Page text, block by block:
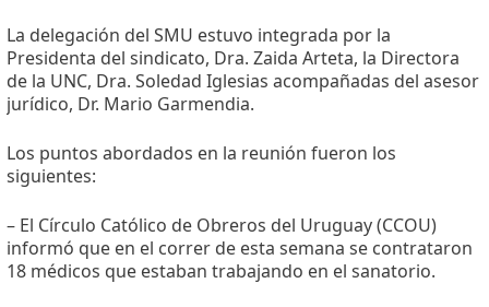
La delegación del SMU estuvo integrada por la
Presidenta del sindicato, Dra. Zaida Arteta, la Directora
de la UNC, Dra. Soledad Iglesias acompañadas del asesor
jurídico, Dr. Mario Garmendia.
Los puntos abordados en la reunión fueron los
siguientes:
– El Círculo Católico de Obreros del Uruguay (CCOU)
informó que en el correr de esta semana se contrataron
18 médicos que estaban trabajando en el sanatorio.